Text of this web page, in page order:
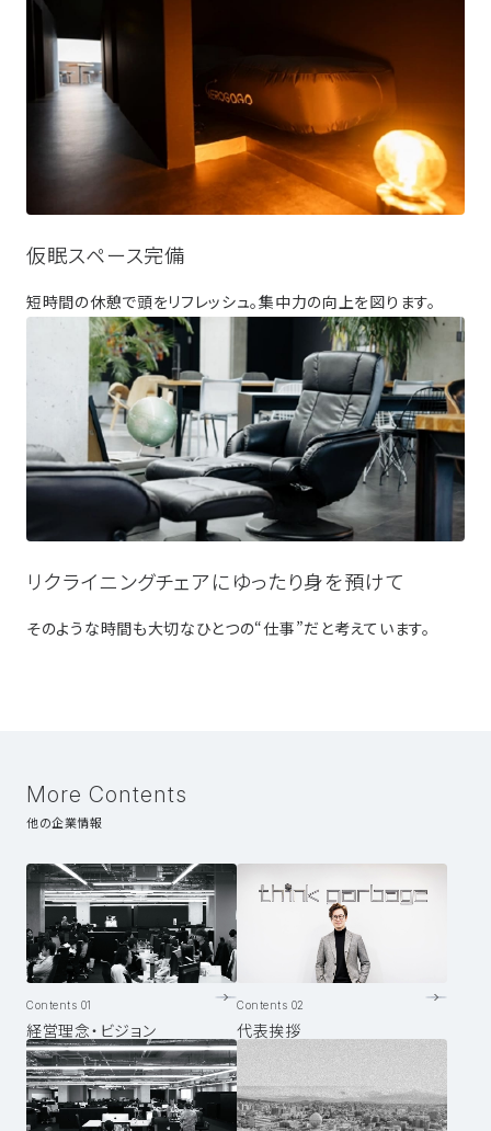
仮眠スペース完備
短時間の休憩で頭をリフレッシュ。集中力の向上を図ります。
リクライニングチェアにゆったり身を預けて
そのような時間も大切なひとつの“仕事”だと考えています。
More Contents
他の企業情報
Contents 01
経営理念・ビジョン
Contents 02
代表挨拶